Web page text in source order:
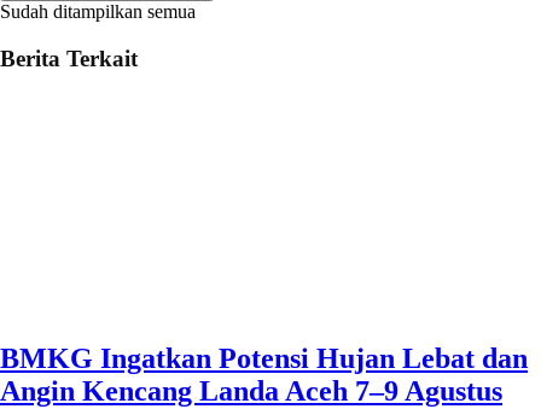
Sudah ditampilkan semua
Berita Terkait
BMKG Ingatkan Potensi Hujan Lebat dan
Angin Kencang Landa Aceh 7–9 Agustus